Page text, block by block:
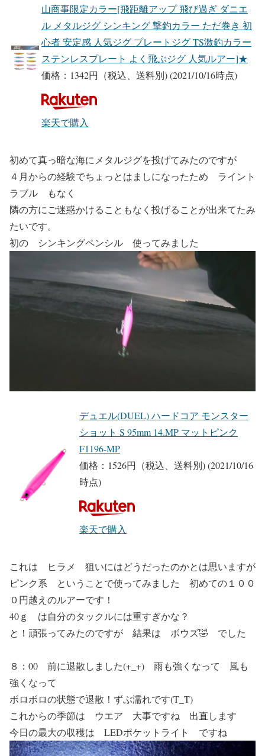
山商事限定カラー[飛距離アップ 飛び過ぎ ダニエ
ル メタルジグ シンキング 撃釣カラー ただ巻き 初
心者 安定感 人気ジグ プレートジグ TS激釣カラー
ステンレスプレート よく飛ぶジグ 人気ルアー]★
価格：1342円（税込、送料別)(2021/10/16時点)
楽天で購入
初めて真っ暗な海にメタルジグを投げてみたのですが
４月からの経験でちょっとはましになったため ライント
ラブル もなく
隣の方にご迷惑かけることもなく投げることが出来てたみ
たいです。
初の シンキングペンシル 使ってみました
デュエル(DUEL) ハードコア モンスター
ショット S 95mm 14.MP マットピンク
F1196-MP
価格：1526円（税込、送料別)(2021/10/16
時点)
楽天で購入
これは ヒラメ 狙いにはどうだったのかとは思いますが
ピンク系 ということで使ってみました 初めての１００
０円越えのルアーです！
40ｇ は自分のタックルには重すぎかな？
と！頑張ってみたのですが 結果は ボウズ🤣 でした
８：00 前に退散しました(+_+) 雨も強くなって 風も
強くなって
ボロボロの状態で退散！ ずぶ濡れです(T_T)
これからの季節は ウエア 大事ですね 出直します
今日の最大の収穫は LEDポケットライト ですね